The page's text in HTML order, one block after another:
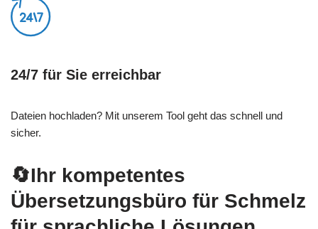
24/7 für Sie erreichbar
Dateien hochladen? Mit unserem Tool geht das schnell und
sicher.
🔄Ihr kompetentes
Übersetzungsbüro für Schmelz